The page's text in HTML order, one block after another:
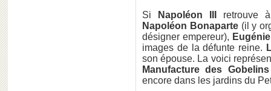
Si Napoléon III
retrouve
Napoléon Bonaparte (il y
désigner empereur), Eugénie
images de la défunte reine.
son épouse. La voici
Manufacture des Gobelins
encore dans les jardins du